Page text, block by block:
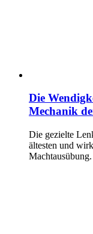
Die
Mechanik
Die gezielte
ältesten und